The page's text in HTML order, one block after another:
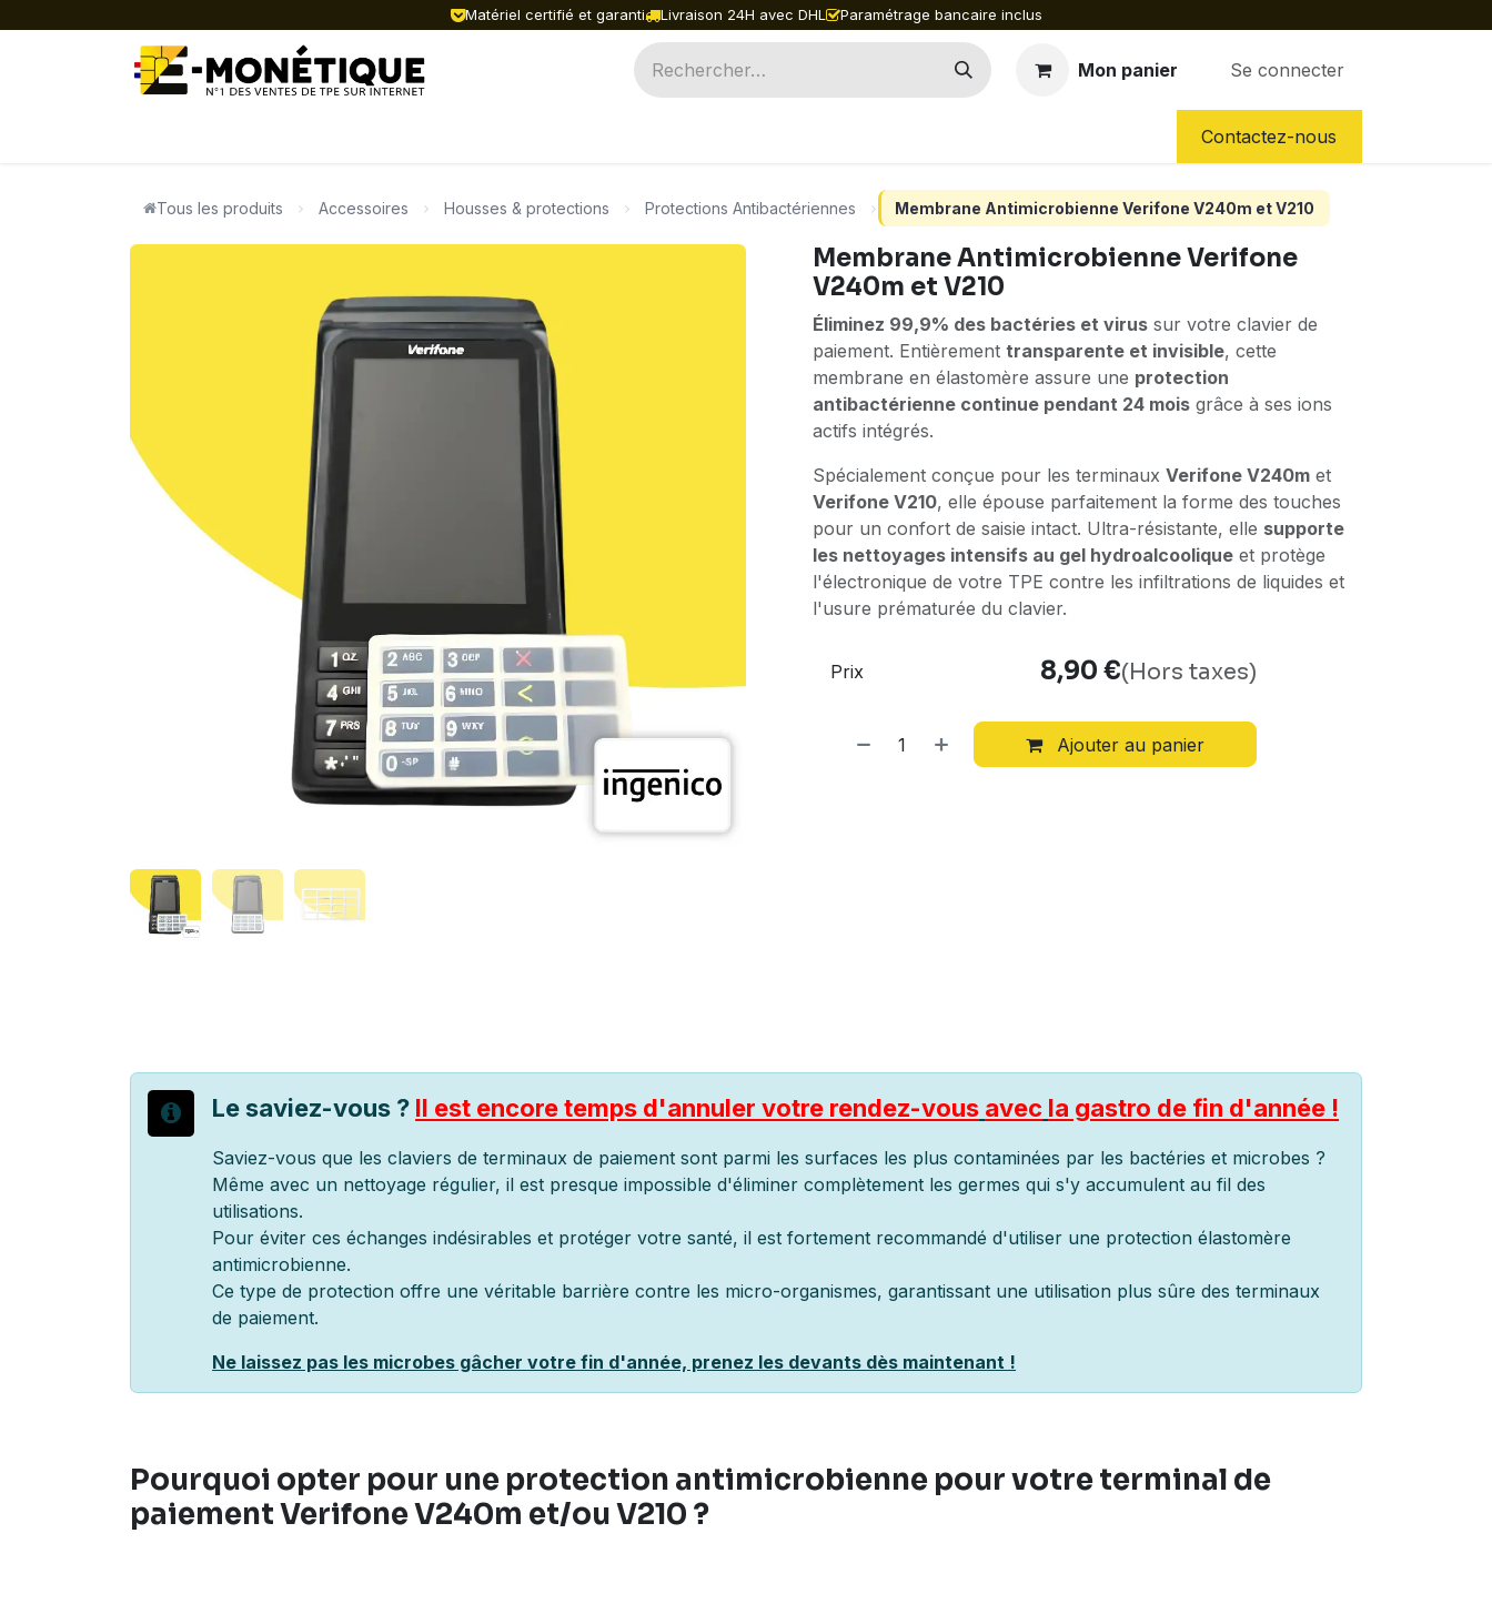
Matériel certifié et garanti Livraison 24H avec DHL Paramétrage bancaire inclus
Mon panier Se connecter
NOS SERVICES
Contactez-nous
Tous les produits Accessoires Housses & protections Protections Antibactériennes Membrane Antimicrobienne Verifone V240m et V210
Membrane Antimicrobienne Verifone
V240m et V210
Éliminez 99,9% des bactéries et virus sur votre clavier de
paiement. Entièrement transparente et invisible, cette
membrane en élastomère assure une protection
antibactérienne continue pendant 24 mois grâce à ses ions
actifs intégrés.
Spécialement conçue pour les terminaux Verifone V240m et
Verifone V210, elle épouse parfaitement la forme des touches
pour un confort de saisie intact. Ultra-résistante, elle supporte
les nettoyages intensifs au gel hydroalcoolique et protège
l'électronique de votre TPE contre les infiltrations de liquides et
l'usure prématurée du clavier.
Ajouter au panier
Prix 8,90 €(Hors taxes)
Le saviez-vous ? Il est encore temps d'annuler votre rendez-vous avec la gastro de fin d'année !
Saviez-vous que les claviers de terminaux de paiement sont parmi les surfaces les plus contaminées par les bactéries et microbes ?
Même avec un nettoyage régulier, il est presque impossible d'éliminer complètement les germes qui s'y accumulent au fil des
utilisations.
Pour éviter ces échanges indésirables et protéger votre santé, il est fortement recommandé d'utiliser une protection élastomère
antimicrobienne.
Ce type de protection offre une véritable barrière contre les micro-organismes, garantissant une utilisation plus sûre des terminaux
de paiement.
Ne laissez pas les microbes gâcher votre fin d'année, prenez les devants dès maintenant !
Pourquoi opter pour une protection antimicrobienne pour votre terminal de
paiement Verifone V240m et/ou V210 ?